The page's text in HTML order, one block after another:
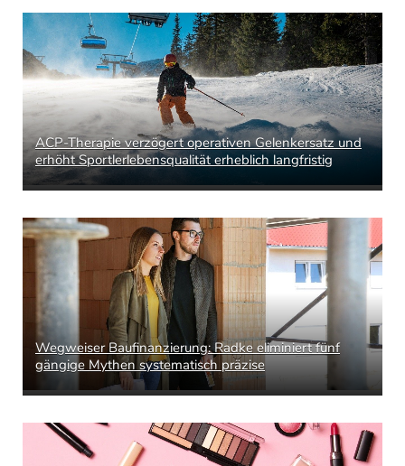
ACP-Therapie verzögert operativen Gelenkersatz und
erhöht Sportlerlebensqualität erheblich langfristig
Wegweiser Baufinanzierung: Radke eliminiert fünf
gängige Mythen systematisch präzise